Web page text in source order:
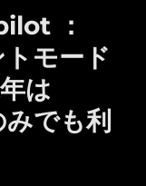
：
モード
は
でも利